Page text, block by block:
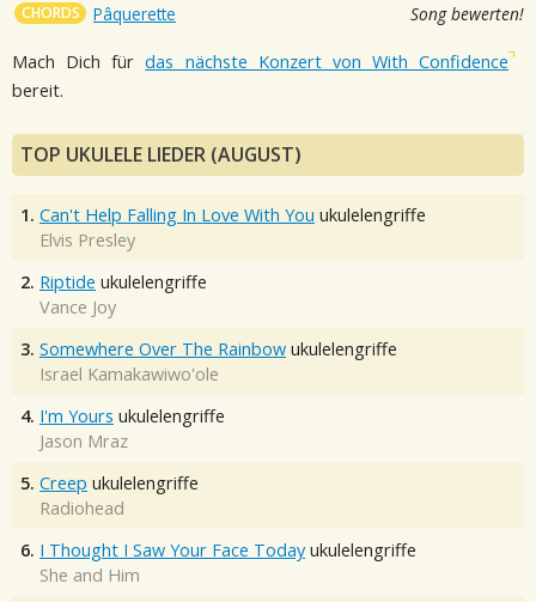
CHORDS Pâquerette Song bewerten!
Mach Dich fürdas nächste Konzert von With Confidence
bereit.
TOP UKULELE LIEDER (AUGUST)
1. Can't Help Falling In Love With You ukulelengriffe
Elvis Presley
2. Riptide ukulelengriffe
Vance Joy
3. Somewhere Over The Rainbow ukulelengriffe
Israel Kamakawiwo'ole
4. I'm Yours ukulelengriffe
Jason Mraz
5. Creep ukulelengriffe
Radiohead
6. I Thought I Saw Your Face Today ukulelengriffe
She and Him